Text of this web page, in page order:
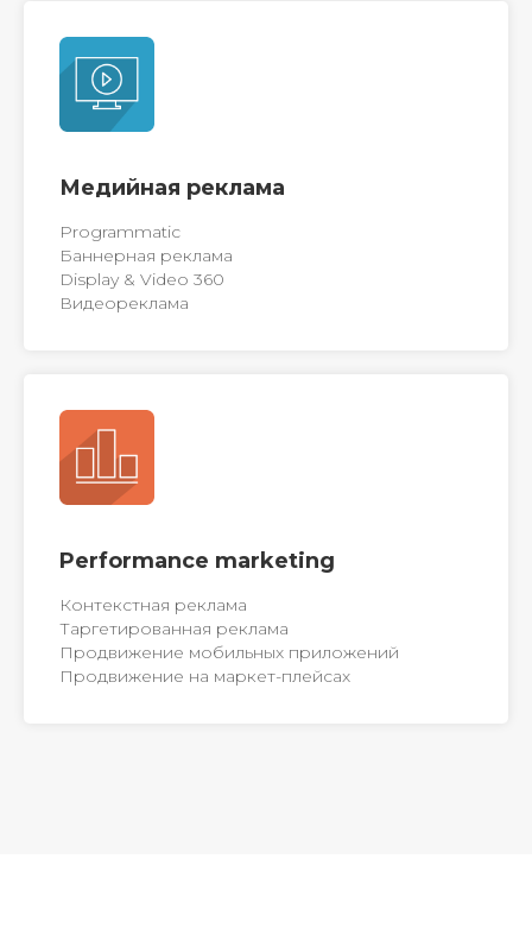
Медийная реклама
Programmatic
Баннерная реклама
Display & Video 360
Видеореклама
Performance marketing
Контекстная реклама
Таргетированная реклама
Продвижение мобильных приложений
Продвижение на маркет-плейсах